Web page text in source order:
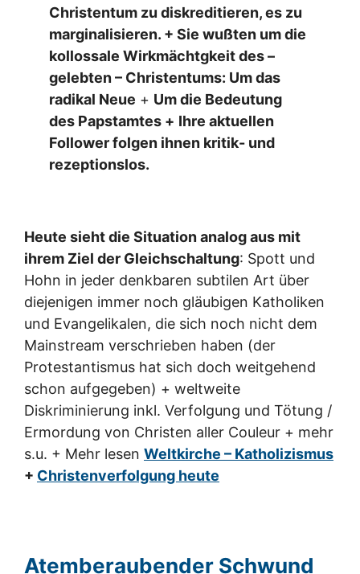
Christentum zu diskreditieren, es zu
marginalisieren. + Sie wußten um die
kollossale Wirkmächtgkeit des –
gelebten – Christentums: Um das
radikal Neue + Um die Bedeutung
des Papstamtes + Ihre aktuellen
Follower folgen ihnen kritik- und
rezeptionslos.
Heute sieht die Situation analog aus mit
ihrem Ziel der Gleichschaltung: Spott und
Hohn in jeder denkbaren subtilen Art über
diejenigen immer noch gläubigen Katholiken
und Evangelikalen, die sich noch nicht dem
Mainstream verschrieben haben (der
Protestantismus hat sich doch weitgehend
schon aufgegeben) + weltweite
Diskriminierung inkl. Verfolgung und Tötung /
Ermordung von Christen aller Couleur + mehr
s.u. + Mehr lesen Weltkirche – Katholizismus
+ Christenverfolgung heute
Atemberaubender Schwund